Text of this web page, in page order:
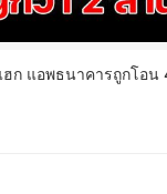
ก แอพธนาคารถูกโอน